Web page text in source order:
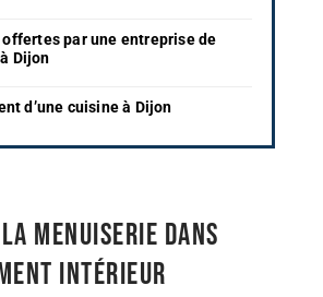
par une entreprise de
Dijon
d’une cuisine à Dijon
menuiserie dans
intérieur